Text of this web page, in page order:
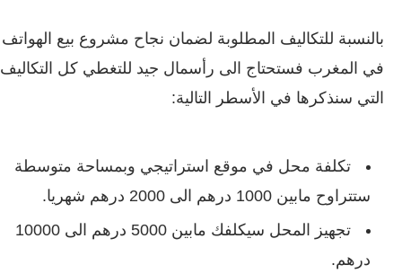
بالنسبة للتكاليف المطلوبة لضمان نجاح مشروع بيع الهواتف
في المغرب فستحتاج الى رأسمال جيد للتغطي كل التكاليف
التي سنذكرها في الأسطر التالية:
تكلفة محل في موقع استراتيجي وبمساحة متوسطة
ستتراوح مابين 1000 درهم الى 2000 درهم شهريا.
تجهيز المحل سيكلفك مابين 5000 درهم الى 10000
درهم.